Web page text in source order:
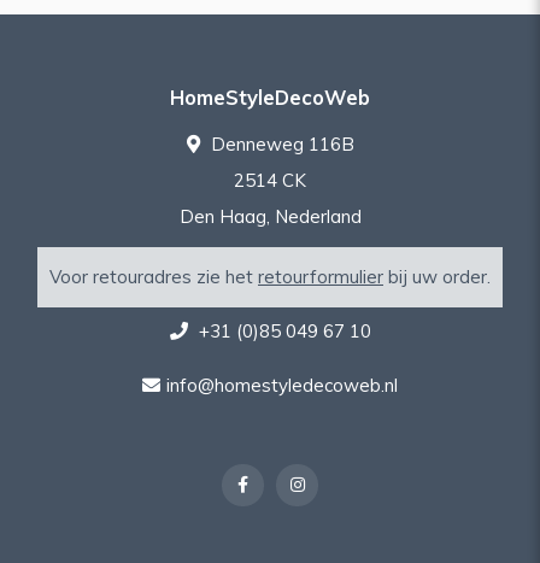
HomeStyleDecoWeb
Denneweg 116B
2514 CK
Den Haag, Nederland
Voor retouradres zie het retourformulier bij uw order.
+31 (0)85 049 67 10
info@homestyledecoweb.nl